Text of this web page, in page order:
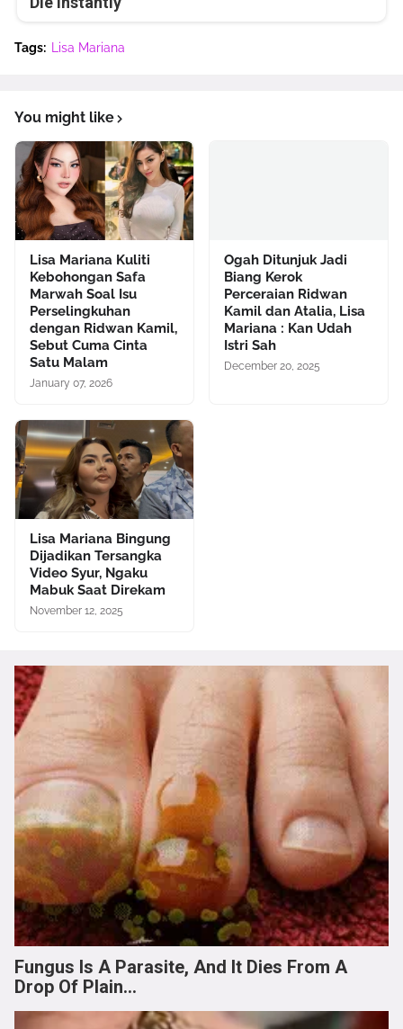
Tags: Lisa Mariana
You might like
Lisa Mariana Kuliti
Kebohongan Safa
Marwah Soal Isu
Perselingkuhan
dengan Ridwan Kamil,
Sebut Cuma Cinta
Satu Malam
January 07, 2026
Ogah Ditunjuk Jadi
Biang Kerok
Perceraian Ridwan
Kamil dan Atalia, Lisa
Mariana : Kan Udah
Istri Sah
December 20, 2025
Lisa Mariana Bingung
Dijadikan Tersangka
Video Syur, Ngaku
Mabuk Saat Direkam
November 12, 2025
Fungus Is A Parasite, And It Dies From A
Drop Of Plain...